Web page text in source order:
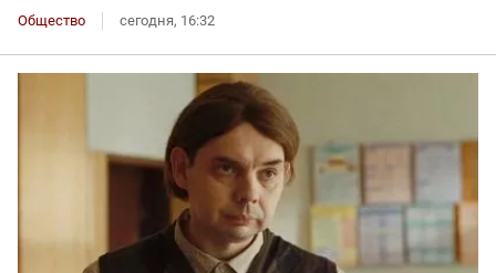
Общество сегодня, 16:32